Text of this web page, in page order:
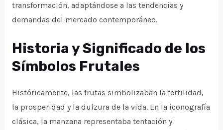
transformación, adaptándose a las tendencias y
demandas del mercado contemporáneo.
Historia y Significado de los
Símbolos Frutales
Históricamente, las frutas simbolizaban la fertilidad,
la prosperidad y la dulzura de la vida. En la iconografía
clásica, la manzana representaba tentación y